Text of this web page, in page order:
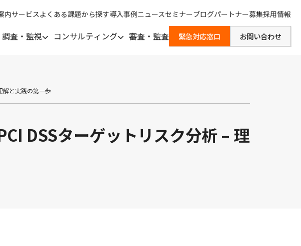
内サービスよくある課題から探す導入事例ニュースセミナーブログパートナー募集採用情報
調査・監視 コンサルティング 審査・監査 緊急対応窓口 お問い合わせ
解と実践の第一歩
DSSターゲットリスク分析 – 理